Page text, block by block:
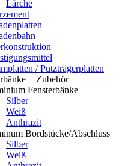
Lärche
/ Putzträgerplatten
+ Zubehör
Fensterbänke
Silber
Weiß
Anthrazit
Bordstücke/Abschluss
Silber
Weiß